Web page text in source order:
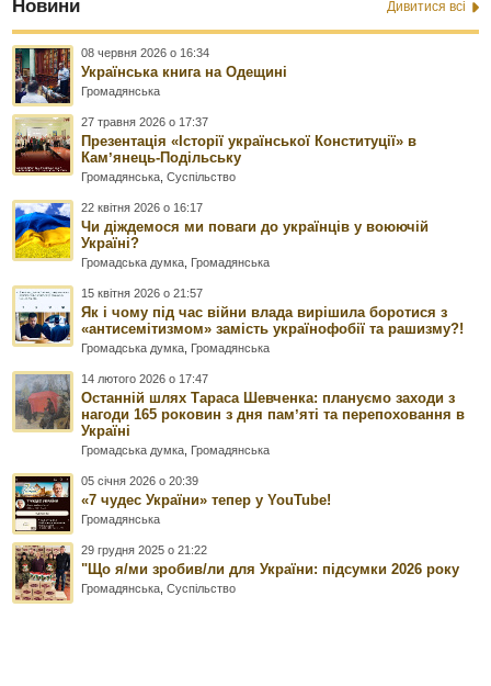
Новини Дивитися всі
08 червня 2026 о 16:34
Українська книга на Одещині
Громадянська
27 травня 2026 о 17:37
Презентація «Історії української Конституції» в
Камʼянець-Подільську
Громадянська ,Суспільство
22 квітня 2026 о 16:17
Чи діждемося ми поваги до українців у воюючій
Україні?
Громадська думка Громадянська
15 квітня 2026 о 21:57
Як і чому під час війни влада вирішила боротися з
«антисемітизмом» замість українофобії та рашизму?!
Громадська думка Громадянська
14 лютого 2026 о 17:47
Останній шлях Тараса Шевченка: плануємо заходи з
нагоди 165 роковин з дня памʼяті та перепоховання в
Україні
Громадська думка Громадянська
05 січня 2026 о 20:39
«7 чудес України» тепер у YouTube!
Громадянська
29 грудня 2025 о 21:22
"Що я/ми зробив/ли для України: підсумки 2026 року
Громадянська ,Суспільство